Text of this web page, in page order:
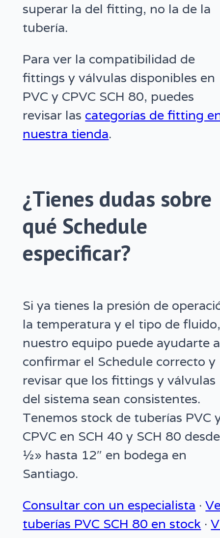
superar la del fitting, no la de la
tubería.
Para ver la compatibilidad de
fittings y válvulas disponibles en
PVC y CPVC SCH 80, puedes
revisar las categorías de fitting
nuestra tienda.
¿Tienes dudas sobre
qué Schedule
especificar?
Si ya tienes la presión de
la temperatura y el tipo de
nuestro equipo puede ayudarte a
confirmar el Schedule correcto y
revisar que los fittings y válvulas
del sistema sean consistentes.
Tenemos stock de tuberías PVC
CPVC en SCH 40 y SCH 80 desde
½» hasta 12″ en bodega en
Santiago.
Consultar con un especialista ·
tuberías PVC SCH 80 en stock ·